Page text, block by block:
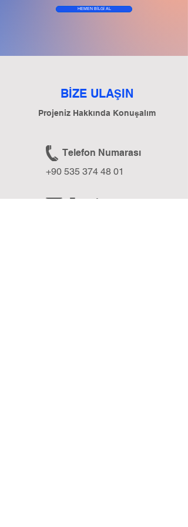
HEMEN BİLGİ AL
BİZE ULAŞIN
Projeniz Hakkında Konuşalım
Telefon Numarası
+90 535 374 48 01
E-posta